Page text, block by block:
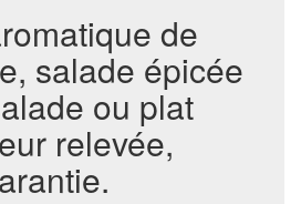
de
salade épicée
ou plat
relevée,